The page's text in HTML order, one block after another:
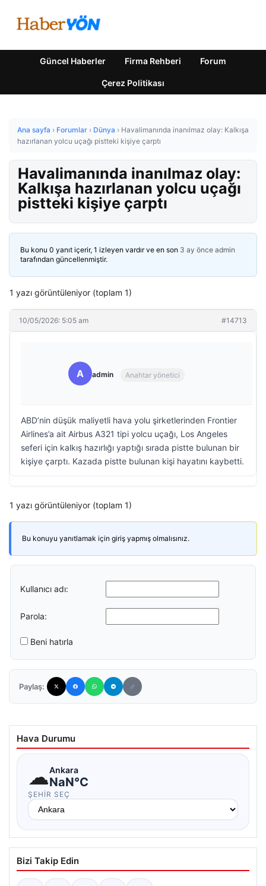
Güncel Haberler Firma Rehberi Forum
Çerez Politikası
Ana sayfa › Forumlar › Dünya › Havalimanında inanılmaz olay: Kalkışa
hazırlanan yolcu uçağı pistteki kişiye çarptı
Havalimanında inanılmaz olay:
Kalkışa hazırlanan yolcu uçağı
pistteki kişiye çarptı
Bu konu 0 yanıt içerir, 1 izleyen vardır ve en son 3 ay önce admin
tarafından güncellenmiştir.
1 yazı görüntüleniyor (toplam 1)
10/05/2026: 5:05 am #14713
A admin Anahtar yönetici
ABD’nin düşük maliyetli hava yolu şirketlerinden Frontier
Airlines’a ait Airbus A321 tipi yolcu uçağı, Los Angeles
seferi için kalkış hazırlığı yaptığı sırada pistte bulunan bir
kişiye çarptı. Kazada pistte bulunan kişi hayatını kaybetti.
1 yazı görüntüleniyor (toplam 1)
Bu konuyu yanıtlamak için giriş yapmış olmalısınız.
Kullanıcı adı:
Parola:
Beni hatırla
Paylaş:
Hava Durumu
☁Ankara
NaN°C
ŞEHIR SEÇ
Bizi Takip Edin